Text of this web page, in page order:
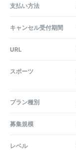
支払い方法
キャンセル受付期間
URL
スポーツ
プラン種別
募集規模
レベル